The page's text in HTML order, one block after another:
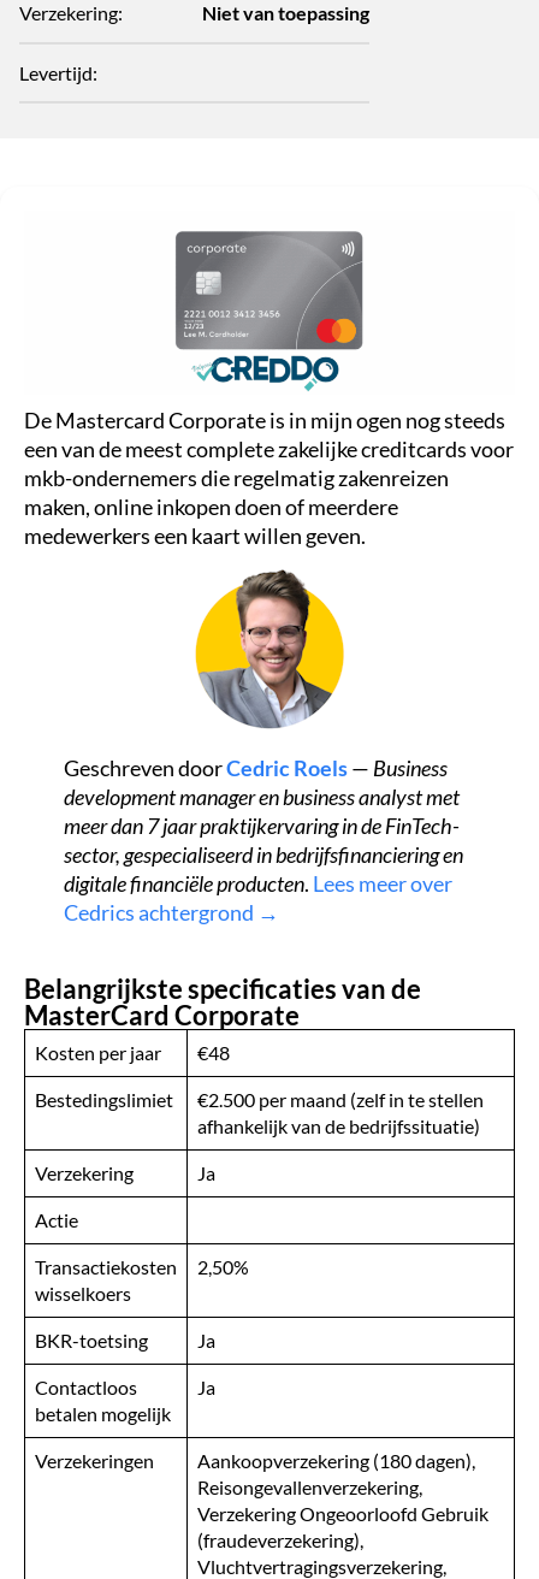
Verzekering: Niet van toepassing
Levertijd:
De Mastercard Corporate is in mijn ogen nog steeds
een van de meest complete zakelijke creditcards voor
mkb-ondernemers die regelmatig zakenreizen
maken, online inkopen doen of meerdere
medewerkers een kaart willen geven.
Geschreven doorCedric Roels— Business
development manager en business analyst met
meer dan 7 jaar praktijkervaring in de FinTech-
sector, gespecialiseerd in bedrijfsfinanciering en
digitale financiële producten. Lees meer over
Cedrics achtergrond →
Belangrijkste specificaties van de
MasterCard Corporate
Kosten per jaar €48
Bestedingslimiet
€2.500 per maand (zelf in te stellen
afhankelijk van de bedrijfssituatie)
Verzekering Ja
Actie
Transactiekosten
wisselkoers
2,50%
BKR-toetsing Ja
Contactloos
betalen mogelijk
Ja
Verzekeringen
Aankoopverzekering (180 dagen),
Reisongevallenverzekering,
Verzekering Ongeoorloofd Gebruik
(fraudeverzekering),
Vluchtvertragingsverzekering,